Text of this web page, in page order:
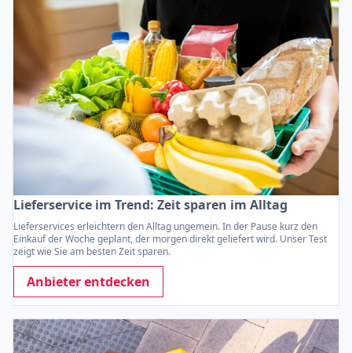
Lieferservice im Trend: Zeit sparen im Alltag
Lieferservices erleichtern den Alltag ungemein. In der Pause kurz den
Einkauf der Woche geplant, der morgen direkt geliefert wird. Unser Test
zeigt wie Sie am besten Zeit sparen.
Anbieter entdecken